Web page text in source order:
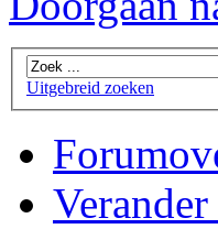
Uitgebreid zoeken